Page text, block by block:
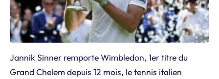
Jannik Sinner remporte Wimbledon, 1er titre du
Grand Chelem depuis 12 mois, le tennis italien